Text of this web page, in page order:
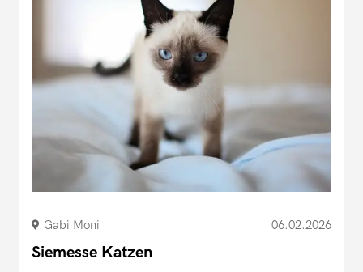
Gabi Moni 06.02.2026
Siemesse Katzen